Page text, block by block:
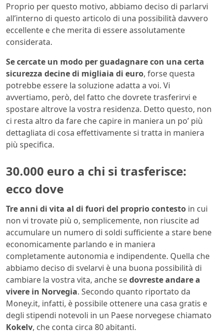
Proprio per questo motivo, abbiamo deciso di parlarvi
all’interno di questo articolo di una possibilità davvero
eccellente e che merita di essere assolutamente
considerata.
Se cercate un modo per guadagnare con una certa
sicurezza decine di migliaia di euro, forse questa
potrebbe essere la soluzione adatta a voi. Vi
avvertiamo, però, del fatto che dovrete trasferirvi e
spostare altrove la vostra residenza. Detto questo, non
ci resta altro da fare che capire in maniera un po’ più
dettagliata di cosa effettivamente si tratta in maniera
più specifica.
30.000 euro a chi si trasferisce:
ecco dove
Tre anni di vita al di fuori del proprio contesto in cui
non vi trovate più o, semplicemente, non riuscite ad
accumulare un numero di soldi sufficiente a stare bene
economicamente parlando e in maniera
completamente autonomia e indipendente. Quella che
abbiamo deciso di svelarvi è una buona possibilità di
cambiare la vostra vita, anche sedovreste andare a
vivere in Norvegia. Secondo quanto riportato da
Money.it, infatti, è possibile ottenere una casa gratis e
degli stipendi notevoli in un Paese norvegese chiamato
Kokelv, che conta circa 80 abitanti.